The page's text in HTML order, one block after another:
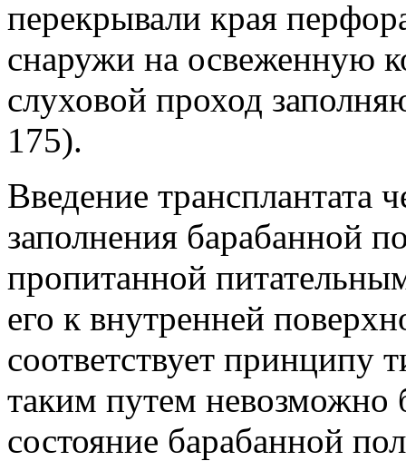
перекрывали края
снаружи на освеженную
слуховой проход
175).
Введение трансплантата
заполнения барабанной
пропитанной
его к внутренней
соответствует принципу
таким путем невозможно
состояние барабанной